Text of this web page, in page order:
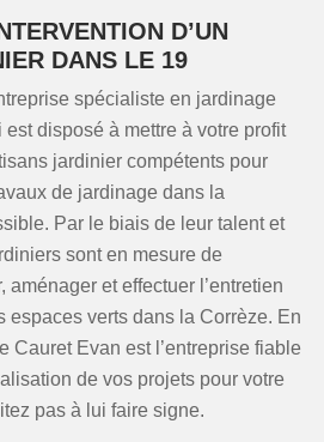
D’UN
DANS LE 19
spécialiste en jardinage
disposé à mettre à votre profit
jardinier compétents pour
de jardinage dans la
Par le biais de leur talent et
sont en mesure de
aménager et effectuer l’entretien
espaces verts dans la Corrèze. En
Cauret Evan est l’entreprise fiable
de vos projets pour votre
pas à lui faire signe.